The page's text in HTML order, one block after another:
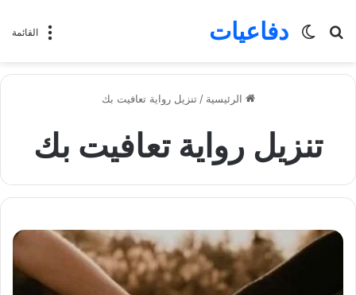
القائمة دفاعيات
بحث
الوضع
الرئيسية / تنزيل رواية تعافيت بك
تنزيل رواية تعافيت بك